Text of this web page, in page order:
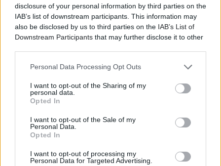
disclosure of your personal information by third parties on the
IAB’s list of downstream participants. This information may
also be disclosed by us to third parties on the IAB’s List of
Downstream Participants that may further disclose it to other
Personal Data Processing Opt Outs
I want to opt-out of the Sharing of my
personal data.
Opted In
I want to opt-out of the Sale of my
Personal Data.
Opted In
I want to opt-out of processing my
Personal Data for Targeted Advertising.